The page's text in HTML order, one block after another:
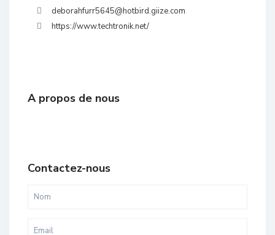
deborahfurr5645@hotbird.giize.com
https://www.techtronik.net/
A propos de nous
Contactez-nous